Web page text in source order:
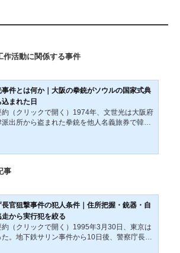
活動に関係する事件
事件とは何か｜大阪の拳銃がソウルの国家式典
込まれた日
約（クリックで開く）1974年、文世光は大阪府
出所から盗まれた拳銃を他人名義旅券で韓国
米国側の朝鮮半島認識、後年報道までを分けて
で起きた大統領狙撃事件としてだけではな
に基づいて整理し、検証し、分析することにあ
年7月18日、...
事
長官狙撃事件の犯人条件｜住所把握・銃器・自
走から実行犯を絞る
約（クリックで開く）1995年3月30日、東京は
。地下鉄サリン事件から10日後、警察庁長官